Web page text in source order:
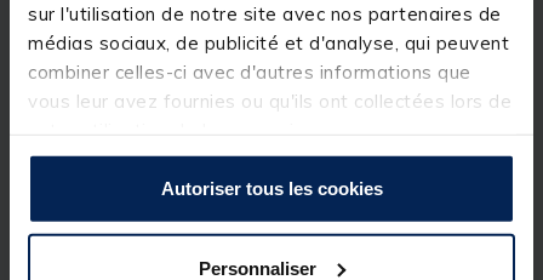
sur l'utilisation de notre site avec nos partenaires de
médias sociaux, de publicité et d'analyse, qui peuvent
combiner celles-ci avec d'autres informations que
vous leur avez fournies ou qu'ils ont collectées lors de
Autoriser tous les cookies
Personnaliser
Spécifications